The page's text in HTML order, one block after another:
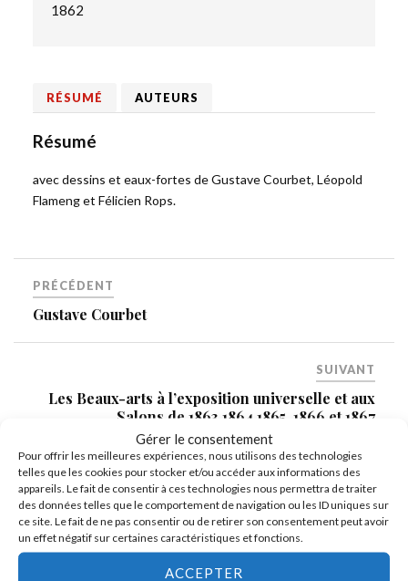
Gérer le consentement
Pour offrir les meilleures expériences, nous utilisons des technologies
telles que les cookies pour stocker et/ou accéder aux informations des
appareils. Le fait de consentir à ces technologies nous permettra de traiter
des données telles que le comportement de navigation ou les ID uniques sur
ce site. Le fait de ne pas consentir ou de retirer son consentement peut avoir
un effet négatif sur certaines caractéristiques et fonctions.
ACCEPTER
1862
RÉSUMÉ AUTEURS
Résumé
avec dessins et eaux-fortes de Gustave Courbet, Léopold
Flameng et Félicien Rops.
PRÉCÉDENT
Gustave Courbet
SUIVANT
Les Beaux-arts à l’exposition universelle et aux
Salons de 1863,1864,1865, 1866 et 1867